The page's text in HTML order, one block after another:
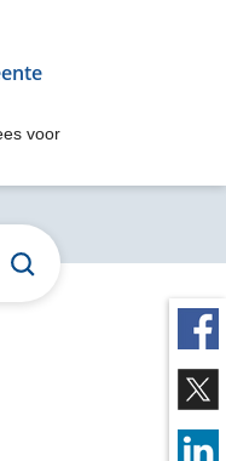
voor